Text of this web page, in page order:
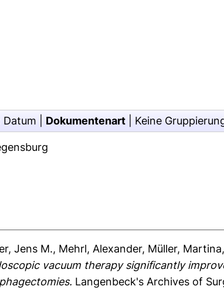
Datum Dokumentenart| Keine
Jens M., Mehrl, Alexander, Müller, Martina,
vacuum therapy significantly
Langenbeck's Archives of